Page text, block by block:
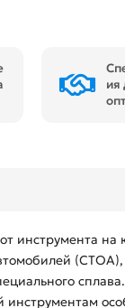
ия
инструмента на
(СТОА),